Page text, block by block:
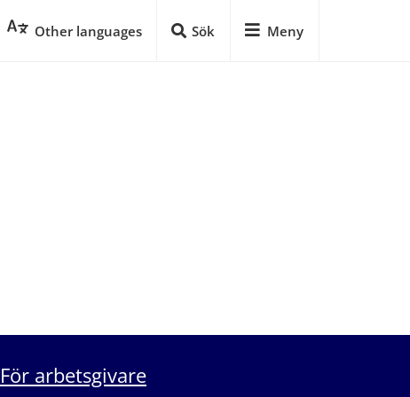
Other languages Sök Meny
För arbetsgivare